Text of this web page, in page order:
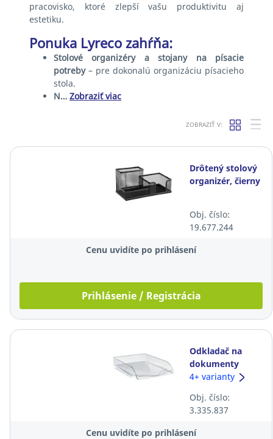
pracovisko, ktoré zlepší vašu produktivitu aj
estetiku.
Ponuka Lyreco zahŕňa:
Stolové organizéry a stojany na písacie
potreby– pre dokonalú organizáciu písacieho
stola.
N… Zobraziť viac
ZOBRAZIŤ V:
Drôtený stolový
organizér, čierny
Obj. číslo:
19.677.244
Cenu uvidíte po prihlásení
Prihlásenie / Registrácia
Odkladač na
dokumenty
Lyreco,
4+ varianty
Obj. číslo:
3.335.837
Cenu uvidíte po prihlásení